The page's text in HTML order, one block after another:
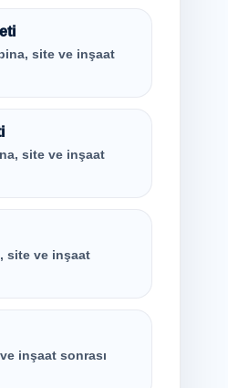
site ve inşaat
site ve inşaat
site ve inşaat
inşaat sonrası